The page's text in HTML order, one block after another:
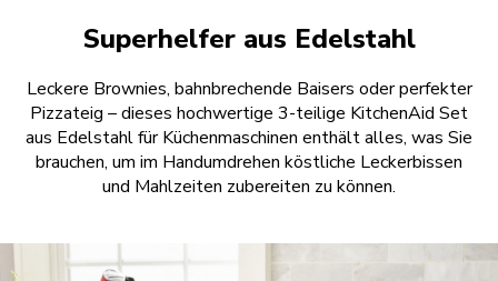
Superhelfer aus Edelstahl
Leckere Brownies, bahnbrechende Baisers oder perfekter
Pizzateig – dieses hochwertige 3-teilige KitchenAid Set
aus Edelstahl für Küchenmaschinen enthält alles, was Sie
brauchen, um im Handumdrehen köstliche Leckerbissen
und Mahlzeiten zubereiten zu können.